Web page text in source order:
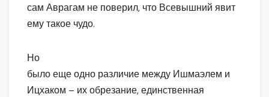
сам Аврагам не поверил, что Всевышний явит
ему такое чудо.
Но
было еще одно различие между Ишмаэлем и
Ицхаком – их обрезание, единственная